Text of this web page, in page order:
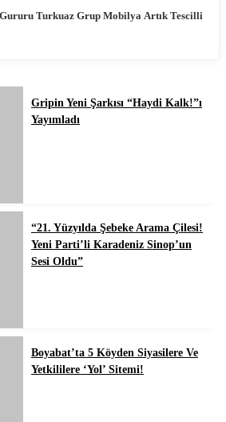
Gururu Turkuaz Grup Mobilya Artık Tescilli
Gripin Yeni Şarkısı “Haydi Kalk!”ı
Yayımladı
“21. Yüzyılda Şebeke Arama Çilesi!
Yeni Parti’li Karadeniz Sinop’un
Sesi Oldu”
Boyabat’ta 5 Köyden Siyasilere Ve
Yetkililere ‘Yol’ Sitemi!